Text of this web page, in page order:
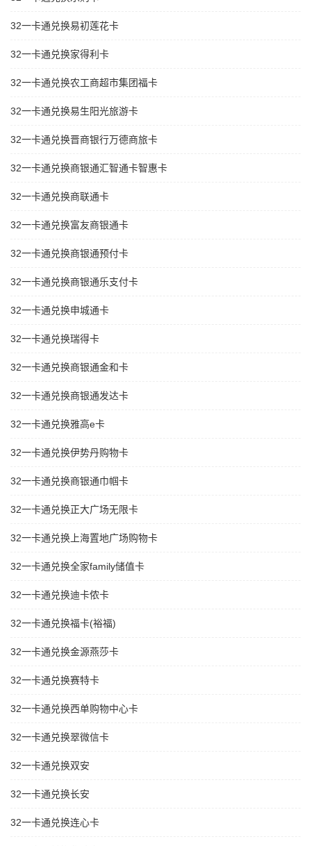
32一卡通兑换易初莲花卡
32一卡通兑换家得利卡
32一卡通兑换农工商超市集团福卡
32一卡通兑换易生阳光旅游卡
32一卡通兑换晋商银行万德商旅卡
32一卡通兑换商银通汇智通卡智惠卡
32一卡通兑换商联通卡
32一卡通兑换富友商银通卡
32一卡通兑换商银通预付卡
32一卡通兑换商银通乐支付卡
32一卡通兑换申城通卡
32一卡通兑换瑞得卡
32一卡通兑换商银通金和卡
32一卡通兑换商银通发达卡
32一卡通兑换雅高e卡
32一卡通兑换伊势丹购物卡
32一卡通兑换商银通巾帼卡
32一卡通兑换正大广场无限卡
32一卡通兑换上海置地广场购物卡
32一卡通兑换全家family储值卡
32一卡通兑换迪卡侬卡
32一卡通兑换福卡(裕福)
32一卡通兑换金源燕莎卡
32一卡通兑换赛特卡
32一卡通兑换西单购物中心卡
32一卡通兑换翠微信卡
32一卡通兑换双安
32一卡通兑换长安
32一卡通兑换连心卡